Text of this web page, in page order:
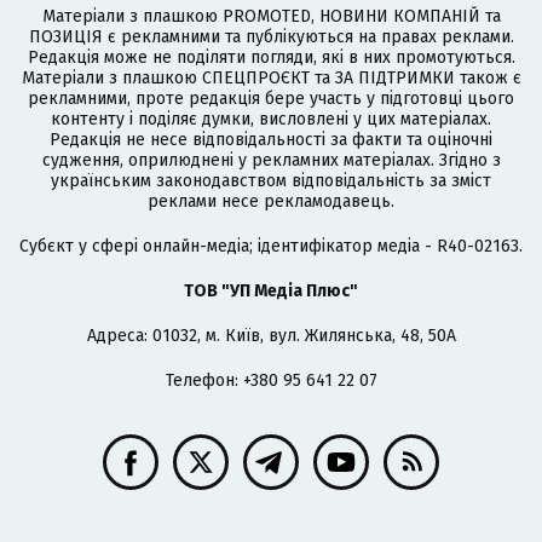
Матеріали з плашкою PROMOTED, НОВИНИ КОМПАНІЙ та
ПОЗИЦІЯ є рекламними та публікуються на правах реклами.
Редакція може не поділяти погляди, які в них промотуються.
Матеріали з плашкою СПЕЦПРОЄКТ та ЗА ПІДТРИМКИ також є
рекламними, проте редакція бере участь у підготовці цього
контенту і поділяє думки, висловлені у цих матеріалах.
Редакція не несе відповідальності за факти та оціночні
судження, оприлюднені у рекламних матеріалах. Згідно з
українським законодавством відповідальність за зміст
реклами несе рекламодавець.
Cубєкт у сфері онлайн-медіа; ідентифікатор медіа - R40-02163.
ТОВ "УП Медіа Плюс"
Адреса: 01032, м. Київ, вул. Жилянська, 48, 50А
Телефон: +380 95 641 22 07